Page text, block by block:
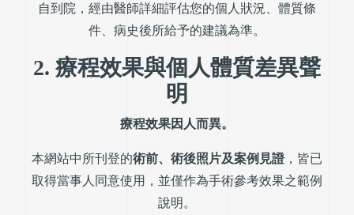
自到院，經由醫師詳細評估您的個人狀況、體質條
件、病史後所給予的建議為準。
2. 療程效果與個人體質差異聲
明
療程效果因人而異。
本網站中所刊登的術前、術後照片及案例見證，皆已
取得當事人同意使用，並僅作為手術參考效果之範例
說明。